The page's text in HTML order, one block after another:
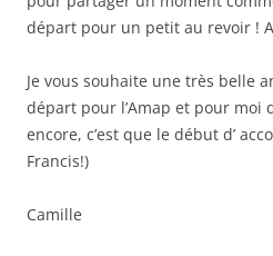
départ pour un petit au revoir !
Je vous souhaite une très belle
départ pour l’Amap et pour
encore, c’est que le début d’
Francis!)
Camille